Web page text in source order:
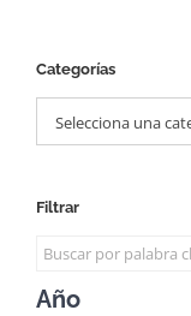
Categorías
Selecciona una
Filtrar
Año